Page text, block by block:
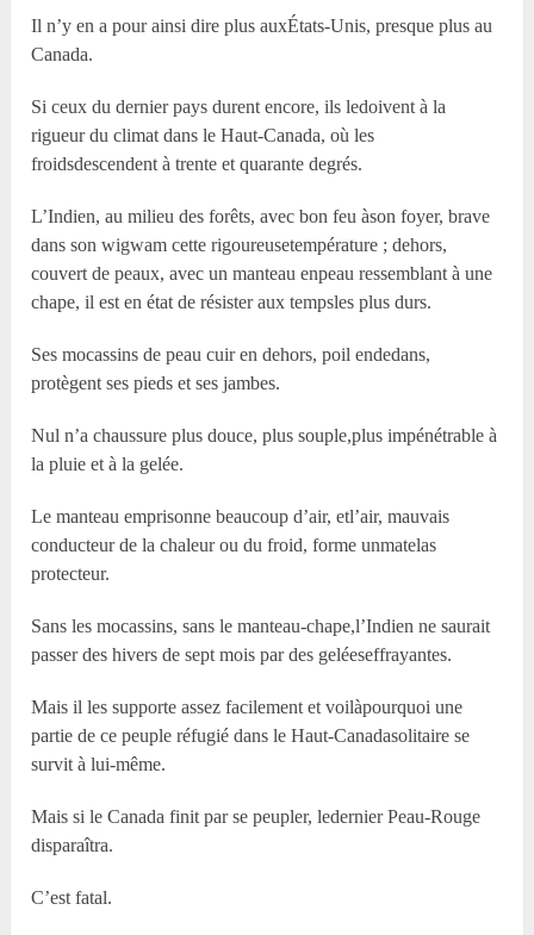
Il n’y en a pour ainsi dire plus auxÉtats-Unis, presque plus au
Canada.
Si ceux du dernier pays durent encore, ils ledoivent à la
rigueur du climat dans le Haut-Canada, où les
froidsdescendent à trente et quarante degrés.
L’Indien, au milieu des forêts, avec bon feu àson foyer, brave
dans son wigwam cette rigoureusetempérature ; dehors,
couvert de peaux, avec un manteau enpeau ressemblant à une
chape, il est en état de résister aux tempsles plus durs.
Ses mocassins de peau cuir en dehors, poil endedans,
protègent ses pieds et ses jambes.
Nul n’a chaussure plus douce, plus souple,plus impénétrable à
la pluie et à la gelée.
Le manteau emprisonne beaucoup d’air, etl’air, mauvais
conducteur de la chaleur ou du froid, forme unmatelas
protecteur.
Sans les mocassins, sans le manteau-chape,l’Indien ne saurait
passer des hivers de sept mois par des geléeseffrayantes.
Mais il les supporte assez facilement et voilàpourquoi une
partie de ce peuple réfugié dans le Haut-Canadasolitaire se
survit à lui-même.
Mais si le Canada finit par se peupler, ledernier Peau-Rouge
disparaîtra.
C’est fatal.